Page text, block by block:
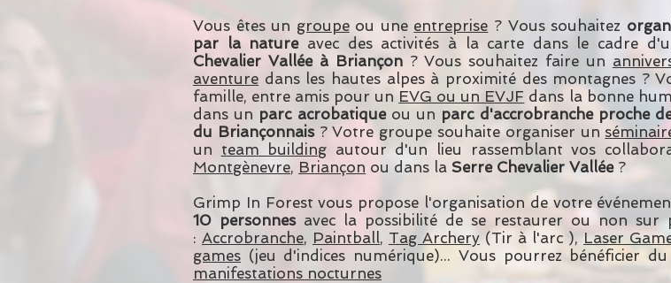
Vous êtes un groupeou une entreprise ? Vous souhaitez
par la natureavec des activités à la carte dans le cadre
Chevalier Vallée à Briançon? Vous souhaitez faire un
aventure dans les hautes alpes à proximité des montagnes ?
famille, entre amis pour un EVG ou un EVJF dans la bonne
dans un parc acrobatiqueou un parc d'accrobranche proche
du Briançonnais? Votre groupe souhaite organiser un
un team building autour d'un lieu rassemblant vos
Montgènevre, Briançon ou dans la Serre Chevalier Vallée?
Grimp In Forest vous propose l'organisation de votre
10 personnesavec la possibilité de se restaurer ou non sur
: Accrobranche, Paintball, Tag Archery (Tir à l'arc ), Laser
games (jeu d'indices numérique)... Vous pourrez bénéficier
manifestations nocturnes